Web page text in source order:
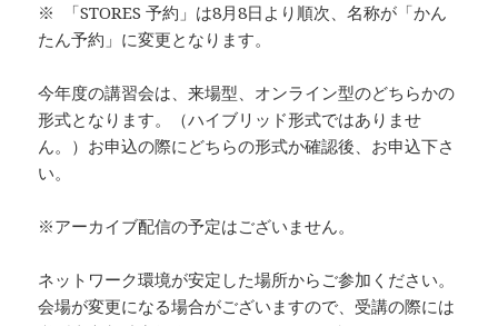
※ 「STORES 予約」は8月8日より順次、名称が「かん
たん予約」に変更となります。
今年度の講習会は、来場型、オンライン型のどちらかの
形式となります。（ハイブリッド形式ではありませ
ん。）お申込の際にどちらの形式か確認後、お申込下さ
い。
※アーカイブ配信の予定はございません。
ネットワーク環境が安定した場所からご参加ください。
会場が変更になる場合がございますので、受講の際には